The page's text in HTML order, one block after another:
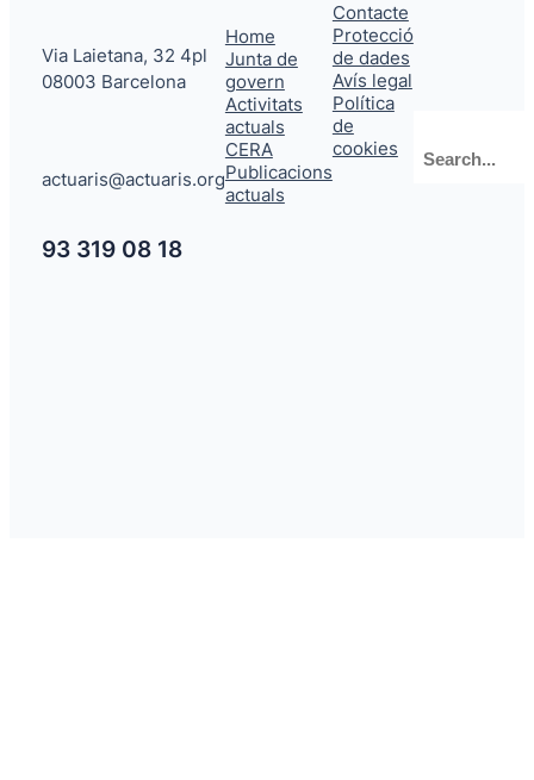
Via Laietana, 32 4pl
08003 Barcelona
actuaris@actuaris.org
93 319 08 18
Home
Junta de
govern
Activitats
actuals
CERA
Publicacions
actuals
Contacte
Protecció
de dades
Avís legal
Política
de
cookies